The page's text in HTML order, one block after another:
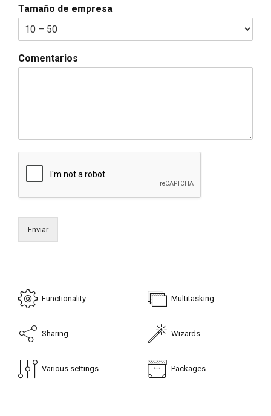
Tamaño de empresa
Comentarios
Enviar
Functionality Multitasking
Sharing Wizards
Various settings Packages